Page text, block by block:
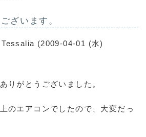
ざいます。
(2009-04-01 (水)
りがとうございました。
のエアコンでしたので、大変だっ